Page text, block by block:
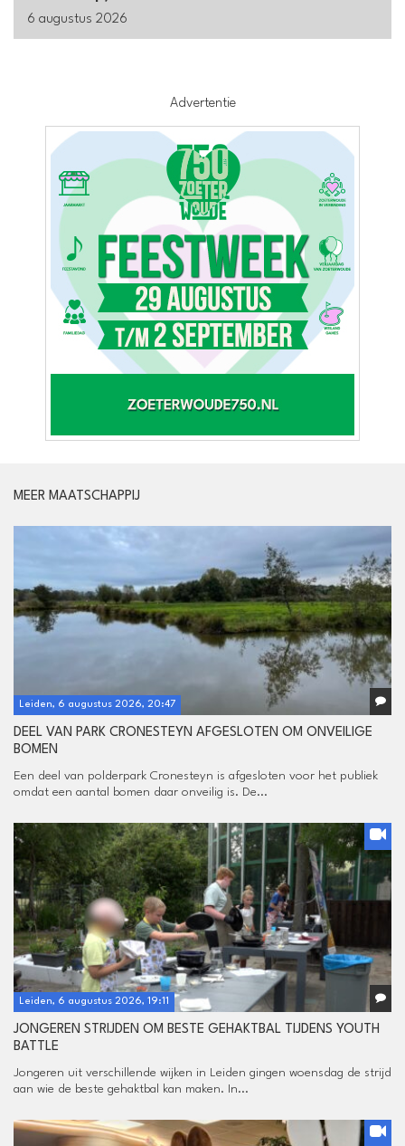
6 augustus 2026
Advertentie
MEER MAATSCHAPPIJ
Leiden, 6 augustus 2026, 20:47
DEEL VAN PARK CRONESTEYN AFGESLOTEN OM ONVEILIGE
BOMEN
Een deel van polderpark Cronesteyn is afgesloten voor het publiek
omdat een aantal bomen daar onveilig is. De...
Leiden, 6 augustus 2026, 19:11
JONGEREN STRIJDEN OM BESTE GEHAKTBAL TIJDENS YOUTH
BATTLE
Jongeren uit verschillende wijken in Leiden gingen woensdag de strijd
aan wie de beste gehaktbal kan maken. In...